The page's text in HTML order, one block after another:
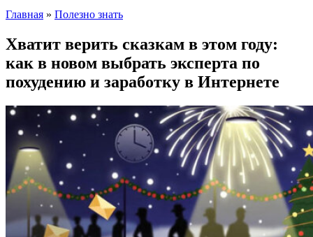
Главная » Полезно знать
Хватит верить сказкам в этом году:
как в новом выбрать эксперта по
похудению и заработку в Интернете